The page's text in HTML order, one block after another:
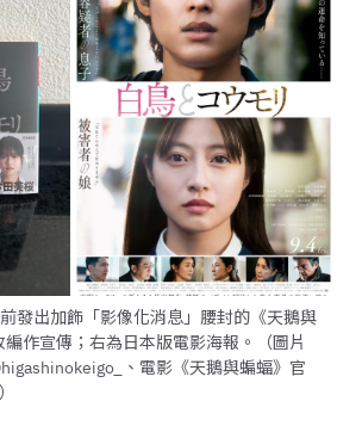
發出加飾「影像化消息」腰封的《天鵝與
作宣傳；右為日本版電影海報。（圖片
、電影《天鵝與蝙蝠》官